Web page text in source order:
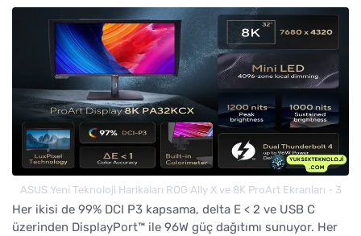
ASUS Yeni Teknoloji Harikaları ROG Ally X ve 8K ProArt Ekranları - 3
Her ikisi de 99% DCI P3 kapsama, delta E < 2 ve USB C
üzerinden DisplayPort™ ile 96W güç dağıtımı sunuyor. Her